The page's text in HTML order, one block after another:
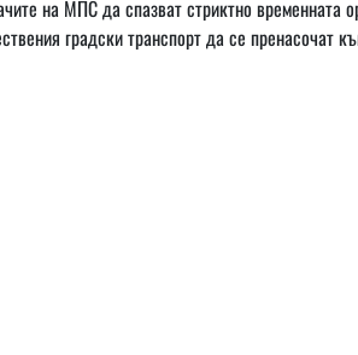
на МПС да спазват стриктно временната
градски транспорт да се пренасочат